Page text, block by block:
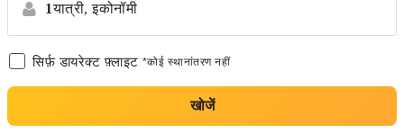
1यात्री, इकोनॉमी
सिर्फ़ डायरेक्ट फ़्लाइट *कोई स्थानांतरण नहीं
खोजें